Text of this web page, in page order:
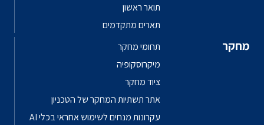
תואר ראשון
תארים מתקדמים
מחקר
תחומי מחקר
מיקרוסקופיה
ציוד מחקר
אתר תשתיות המחקר של הטכניון
עקרונות מנחים לשימוש אחראי בכלי AI